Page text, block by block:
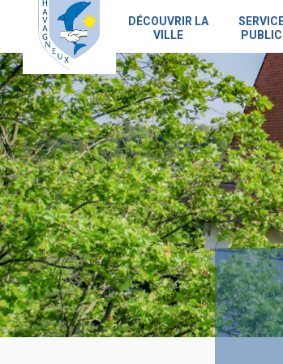
content
DÉCOUVRIR LA
VILLE